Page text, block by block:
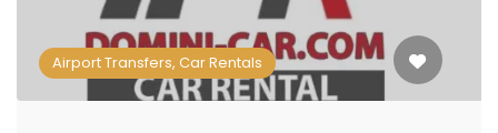
Airport Transfers, Car Rentals